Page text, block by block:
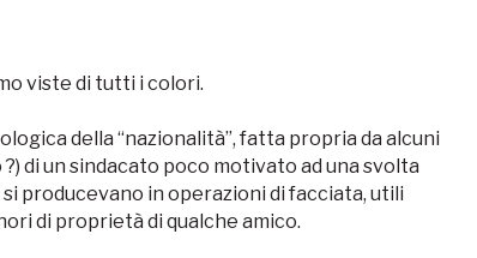
viste di tutti i colori.
della “nazionalità”, fatta propria da alcuni
di un sindacato poco motivato ad una svolta
producevano in operazioni di facciata, utili
di proprietà di qualche amico.